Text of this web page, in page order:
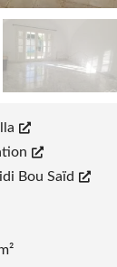
Bou Saïd